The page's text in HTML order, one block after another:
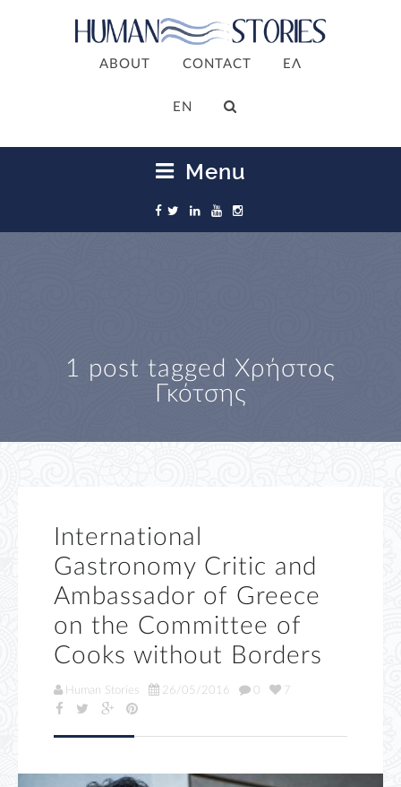
ABOUT CONTACT ΕΛ
ΕΝ
Menu
1 post tagged Χρήστος
Γκότσης
International
Gastronomy Critic and
Ambassador of Greece
on the Committee of
Cooks without Borders
Human Stories 26/05/2016 0 7